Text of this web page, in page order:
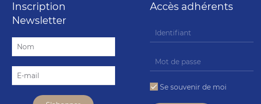
Inscription
Newsletter
Accès adhérents
Se souvenir de moi